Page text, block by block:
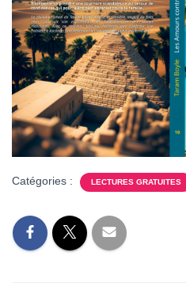
Catégories : LECTURES GRATUITES